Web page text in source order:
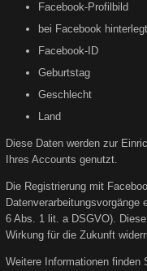
Facebook-Profilbild
bei Facebook
Facebook-ID
Geburtstag
Geschlecht
Land
Diese Daten werden zur
Ihres Accounts genutzt.
Die Registrierung mit
Datenverarbeitungsvorgänge
6 Abs. 1 lit. a DSGVO).
Wirkung für die Zukunft
Weitere Informationen finden